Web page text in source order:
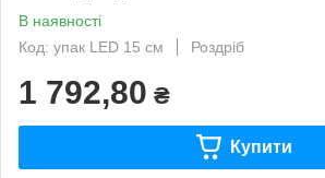
В наявності
Код: упак LED 15 см
Роздріб
1 792,80 ₴
Купити